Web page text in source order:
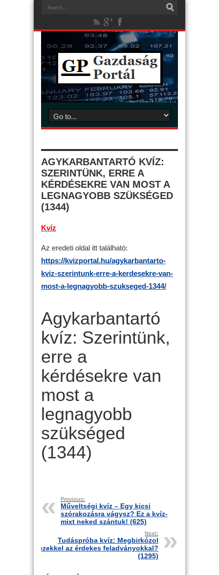
AGYKARBANTARTÓ KVÍZ:
SZERINTÜNK, ERRE A
KÉRDÉSEKRE VAN MOST A
LEGNAGYOBB SZÜKSÉGED
(1344)
Kvíz
Az eredeti oldal itt található:
https://kvizportal.hu/agykarbantarto-
kviz-szerintunk-erre-a-kerdesekre-van-
most-a-legnagyobb-szukseged-1344/
Agykarbantartó
kvíz: Szerintünk,
erre a
kérdésekre van
most a
legnagyobb
szükséged
(1344)
Previous:
Műveltségi kvíz – Egy kicsi
szórakozásra vágysz? Ez a kvíz-
mixt neked szántuk! (625)
Next:
Tudáspróba kvíz: Megbirkózol
ezekkel az érdekes feladványokkal?
(1295)